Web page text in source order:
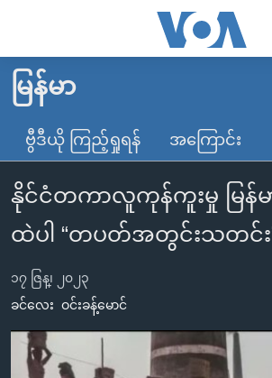
လွယ်ကူ
စေ
သည့်
Link
များ
ပင်မ
သို့
ကျော်
ကြည့်
မူလစာမျက်နှာ
မြန်မာ
ကမ္ဘာ့သတင်းများ
နိုင်ငံတကာ
အမေရိကန်
အစ္စရေး-ပါလက်စတိုင်း
ဗွီဒီယို
သတင်းလွတ်လပ်ခွင့်
အင်္ဂလိပ်စာလေ့လာမယ်
မကြေးမုံရဲ့ အင်္ဂလိပ်စာ
ရေဒီယို
ရေဒီယိုနှင့်ရုပ်သံ အချက်အလက်များ
မြန်မာ
ဗွီဒီယို ကြည့်ရှုရန် အကြောင်း
နိုင်ငံတကာလူကုန်ကူးမှု မြန်
ထဲပါ “တပတ်အတွင်းသတင်း
၁၇ ဇြန္၊ ၂၀၂၃
ခင်လေး ဝင်းခန့်မောင်